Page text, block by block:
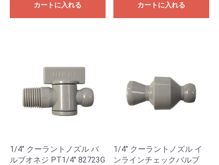
カートに入れる カートに入れる
1/4" クーラントノズル バ
ルブオネジ PT1/4" 82723G
1/4" クーラントノズル イ
ンラインチェックバルブ